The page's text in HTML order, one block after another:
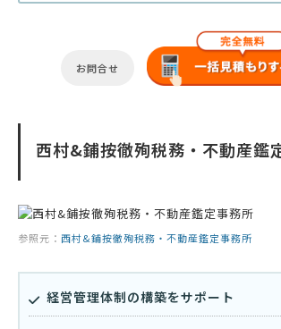
お問合せ
西村&鋪按徹殉税務・不動産鑑
参照元： 西村&鋪按徹殉税務・不動産鑑定事務所
経営管理体制の構築をサポート